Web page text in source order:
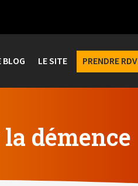
BLOG LE SITE PRENDRE RDV
démence